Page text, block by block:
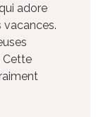
adore
vacances.
Cette